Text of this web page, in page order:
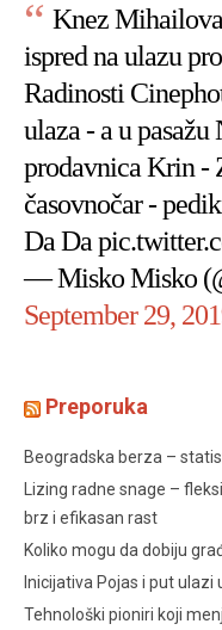
Knez
ispred na ulazu
Radinosti
ulaza - a u
prodavnica Krin -
časovnočar -
Da Da
— Misko Misko
September 29,
Preporuka
Beogradska berza –
Lizing radne snage –
brz i efikasan rast
Koliko mogu da dobiju
Inicijativa Pojas i put ulazi
Tehnološki pioniri koji